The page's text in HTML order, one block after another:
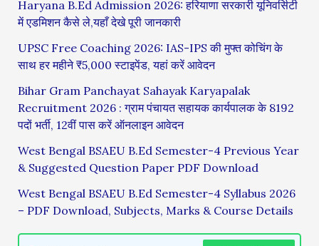
Haryana B.Ed Admission 2026: हरियाणा सरकारी यूनिवर्सिटी
में एडमिशन कैसे ले,यहाँ देखे पूरी जानकारी
UPSC Free Coaching 2026: IAS-IPS की मुफ्त कोचिंग के
साथ हर महीने ₹5,000 स्टाइपेंड, यहां करें आवेदन
Bihar Gram Panchayat Sahayak Karyapalak
Recruitment 2026 : ग्राम पंचायत सहायक कार्यपालक के 8192
पदों भर्ती, 12वीं पास करें ऑनलाइन आवेदन
West Bengal BSAEU B.Ed Semester-4 Previous Year
& Suggested Question Paper PDF Download
West Bengal BSAEU B.Ed Semester-4 Syllabus 2026
– PDF Download, Subjects, Marks & Course Details